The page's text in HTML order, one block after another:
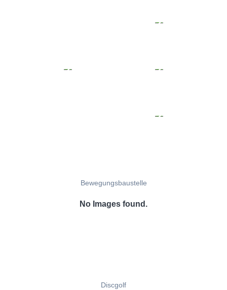
Bewegungsbaustelle
No Images found.
Discgolf